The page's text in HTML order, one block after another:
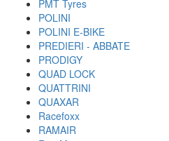
PMT Tyres
POLINI
POLINI E-BIKE
PREDIERI - ABBATE
PRODIGY
QUAD LOCK
QUATTRINI
QUAXAR
Racefoxx
RAMAIR